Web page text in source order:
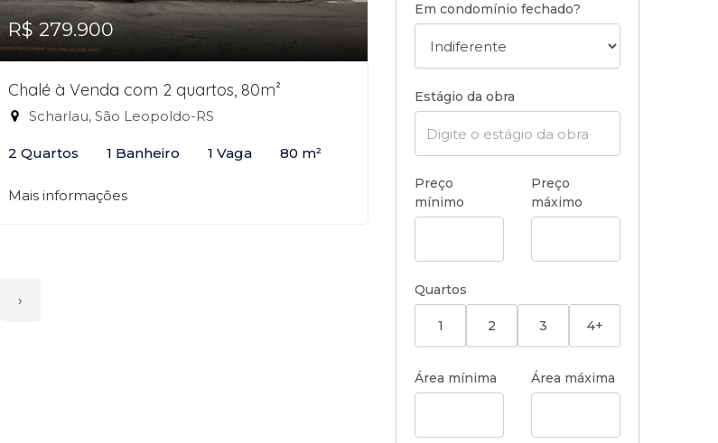
R$ 279.900
Chalé à Venda com 2 quartos, 80m²
Scharlau, São Leopoldo-RS
2 Quartos 1 Banheiro 1 Vaga 80 m²
Mais informações
›
Em condomínio fechado?
Estágio da obra
Preço
mínimo
Preço
máximo
Quartos
1 2 3 4+
Área mínima Área máxima